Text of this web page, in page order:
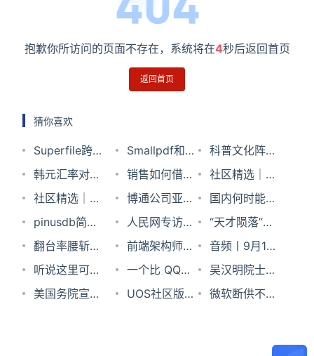
抱歉你所访问的页面不存在，系统将在4秒后返回首页
返回首页
猜你喜欢
Superfile跨平
台文件管理工
具
Smallpdf和
PDF365推荐
哪一个
科普文化阵营
又添两大生力
军——《科普
周报》《漫科
学》创刊首发
韩元汇率对人
民币2023年7
月10日
销售如何借力
GPT 提升业
绩？新年锦囊
等你来 Pick
社区精选｜万
能的 CSS 渐
变！单标签绘
制一个足球场
社区精选｜2
年过去了，有
谁还记得曾想
取代Node.js
的他？
博通公司亚太
区副总裁张
卫：创新是应
对市场挑战的
法宝
国内何时能用
上手机eSIM
卡？工信部回
应了
pinusdb简单
易用的时序数
据库
人民网专访统
信刘闻欢：国
产操作系统发
展成败中的
“天才陨落”：
91年，30岁 |
腾讯确认天美
F1工作室毛星
翻台率腰斩，
营收衰减，连
推147道新菜
前端架构师的
git 功力，你
有几成火候？
音频丨9月15
日科技新闻晚
报
听说这里可以
免费领为我打
一个比 QQ、
微信截图好用
吴汉明院士：
本土可控的
造，比完全进
美国务院宣布
UOS社区版深
微软断供不用